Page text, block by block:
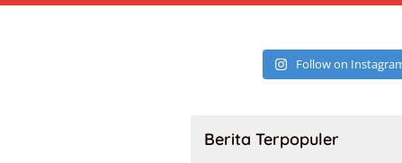
Follow on
Berita Terpopuler